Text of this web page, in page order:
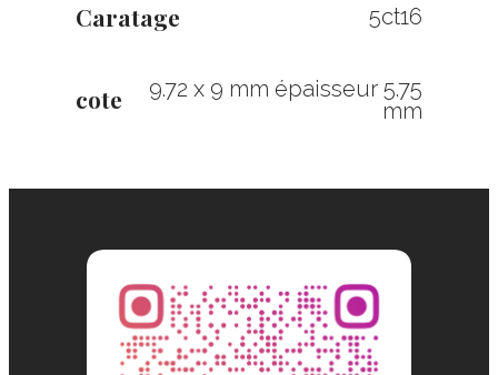
Caratage 5ct16
cote
9.72 x 9 mm épaisseur 5.75
mm